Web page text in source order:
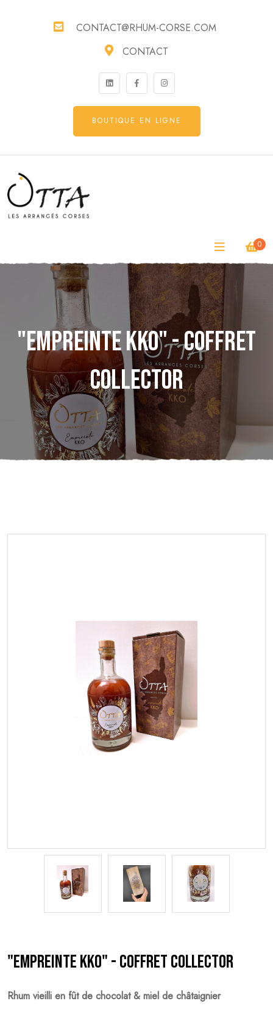
CONTACT@RHUM-CORSE.COM
CONTACT
BOUTIQUE EN LIGNE
0
"Empreinte KKO" - Coffret
Collector
"Empreinte KKO" - Coffret Collector
Rhum vieilli en fût de chocolat & miel de châtaignier